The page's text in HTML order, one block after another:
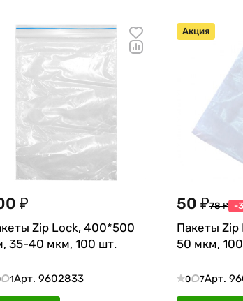
₽
Zip Lock, 400*500
35-40 мкм, 100 шт.
1Арт.9602833
Акция
50 ₽78 ₽ -
Пакеты
50 мкм,
0 7Арт.